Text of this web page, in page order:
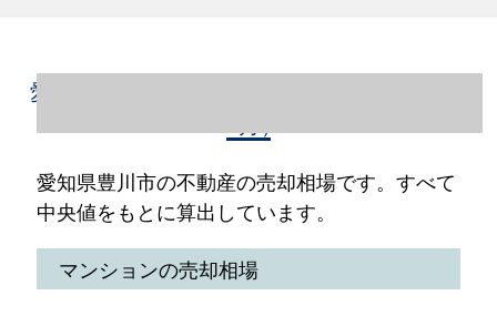
愛知県豊川市の不動産売却情報（2023年1～
愛知県豊川市の不動産の売却相場です。すべて
中央値をもとに算出しています。
マンションの売却相場